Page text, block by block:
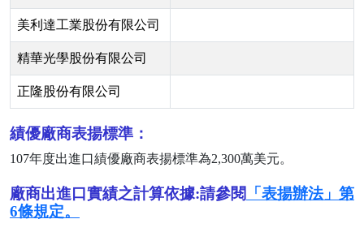
美利達工業股份有限公司
精華光學股份有限公司
正隆股份有限公司
績優廠商表揚標準：
107年度出進口績優廠商表揚標準為2,300萬美元。
廠商出進口實績之計算依據:請參閱 「表揚辦法」第
6條規定。